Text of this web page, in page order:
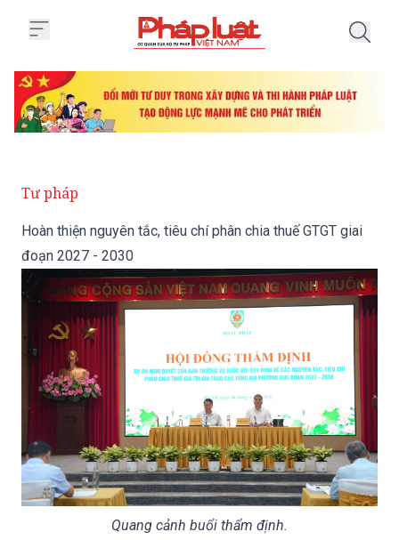
Tư pháp
Hoàn thiện nguyên tắc, tiêu chí phân chia thuế GTGT giai
đoạn 2027 - 2030
Quang cảnh buổi thẩm định.